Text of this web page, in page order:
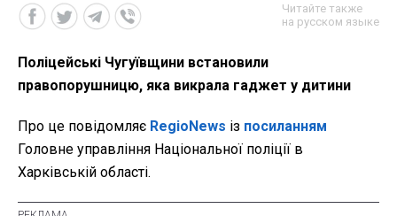
Читайте также
на русском языке
Поліцейські Чугуївщини встановили
правопорушницю, яка викрала гаджет у дитини
Про це повідомляє RegioNews із посиланням
Головне управління Національної поліції в
Харківській області.